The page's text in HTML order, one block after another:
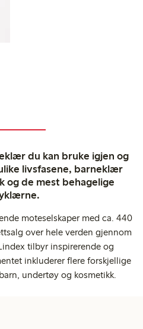
du kan bruke igjen og
livsfasene, barneklær
og de mest behagelige
moteselskaper med ca. 440
over hele verden gjennom
tilbyr inspirerende og
inkluderer flere forskjellige
undertøy og kosmetikk.